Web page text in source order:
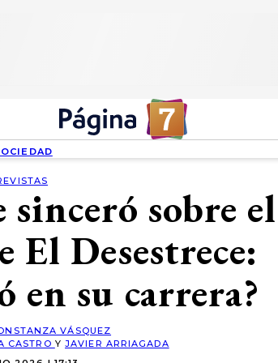
sobre el
Desestrece:
en su carrera?
VÁSQUEZ
CASTRO Y JAVIER ARRIAGADA